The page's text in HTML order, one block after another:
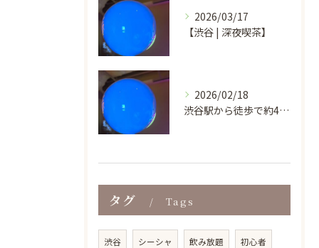
2026/03/17
【渋谷 | 深夜喫茶】
2026/02/18
渋谷駅から徒歩で約4分という好立地にあり、ビル地下1階の気軽...
タグ Tags
渋谷 シーシャ 飲み放題 初心者